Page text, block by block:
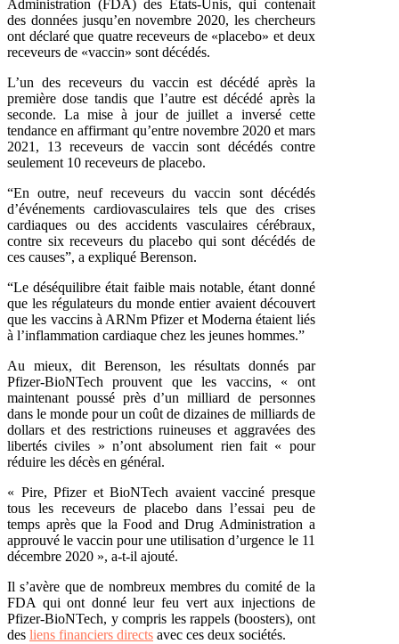
Administration (FDA) des États-Unis, qui contenait
des données jusqu’en novembre 2020, les chercheurs
ont déclaré que quatre receveurs de «placebo» et deux
receveurs de «vaccin» sont décédés.
L’un des receveurs du vaccin est décédé après la
première dose tandis que l’autre est décédé après la
seconde. La mise à jour de juillet a inversé cette
tendance en affirmant qu’entre novembre 2020 et mars
2021, 13 receveurs de vaccin sont décédés contre
seulement 10 receveurs de placebo.
“En outre, neuf receveurs du vaccin sont décédés
d’événements cardiovasculaires tels que des crises
cardiaques ou des accidents vasculaires cérébraux,
contre six receveurs du placebo qui sont décédés de
ces causes”, a expliqué Berenson.
“Le déséquilibre était faible mais notable, étant donné
que les régulateurs du monde entier avaient découvert
que les vaccins à ARNm Pfizer et Moderna étaient liés
à l’inflammation cardiaque chez les jeunes hommes.”
Au mieux, dit Berenson, les résultats donnés par
Pfizer-BioNTech prouvent que les vaccins, « ont
maintenant poussé près d’un milliard de personnes
dans le monde pour un coût de dizaines de milliards de
dollars et des restrictions ruineuses et aggravées des
libertés civiles » n’ont absolument rien fait « pour
réduire les décès en général.
« Pire, Pfizer et BioNTech avaient vacciné presque
tous les receveurs de placebo dans l’essai peu de
temps après que la Food and Drug Administration a
approuvé le vaccin pour une utilisation d’urgence le 11
décembre 2020 », a-t-il ajouté.
Il s’avère que de nombreux membres du comité de la
FDA qui ont donné leur feu vert aux injections de
Pfizer-BioNTech, y compris les rappels (boosters), ont
des liens financiers directs avec ces deux sociétés.